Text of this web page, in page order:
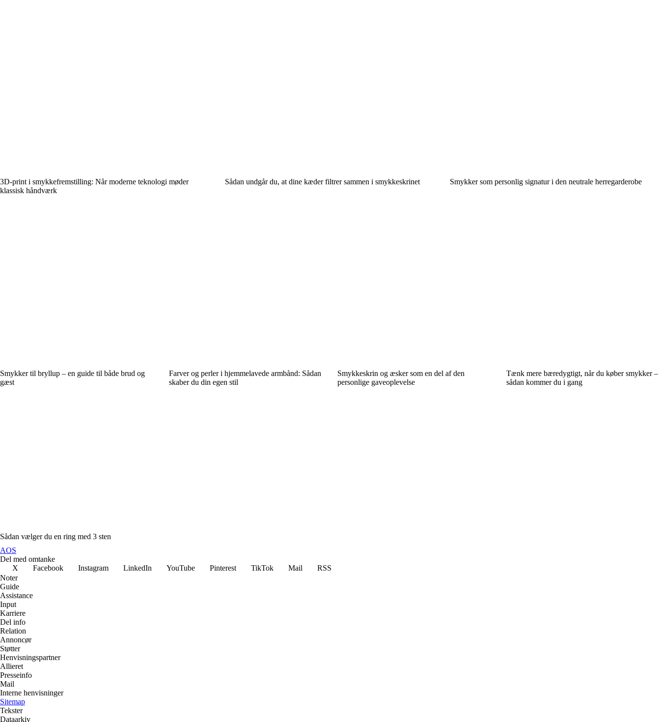
3D-print i smykkefremstilling: Når moderne teknologi møder
klassisk håndværk
Sådan undgår du, at dine kæder filtrer sammen i smykkeskrinet Smykker som personlig signatur i den neutrale herregarderobe
Smykker til bryllup – en guide til både brud og
gæst
Farver og perler i hjemmelavede armbånd: Sådan
skaber du din egen stil
Smykkeskrin og æsker som en del af den
personlige gaveoplevelse
Tænk mere bæredygtigt, når du køber smykker –
sådan kommer du i gang
Sådan vælger du en ring med 3 sten
AOS
Del med omtanke
X
Facebook Instagram LinkedIn YouTube Pinterest TikTok Mail
RSS
Noter
Guide
Assistance
Input
Karriere
Del info
Relation
Annoncør
Støtter
Henvisningspartner
Allieret
Presseinfo
Mail
Interne henvisninger
Sitemap
Tekster
Dataarkiv